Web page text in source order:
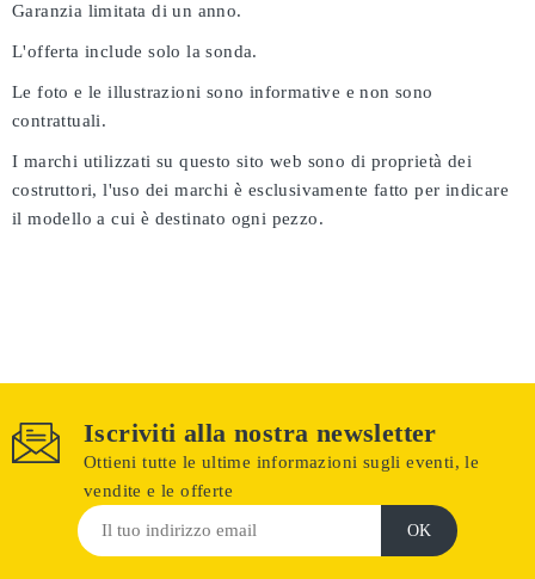
Garanzia limitata di un anno.
L'offerta include solo la sonda.
Le foto e le illustrazioni sono informative e non sono
contrattuali.
I marchi utilizzati su questo sito web sono di proprietà dei
costruttori, l'uso dei marchi è esclusivamente fatto per indicare
il modello a cui è destinato ogni pezzo.
Iscriviti alla nostra newsletter
Ottieni tutte le ultime informazioni sugli eventi, le
vendite e le offerte